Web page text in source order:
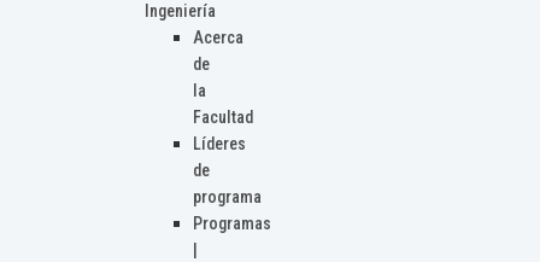
Ingeniería
Acerca
de
la
Facultad
Líderes
de
programa
Programas